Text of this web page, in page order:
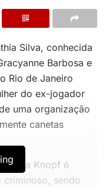
Silva, conhecida
Barbosa e
Rio de Janeiro
do ex-jogador
uma organização
canetas
Knopf é
sendo